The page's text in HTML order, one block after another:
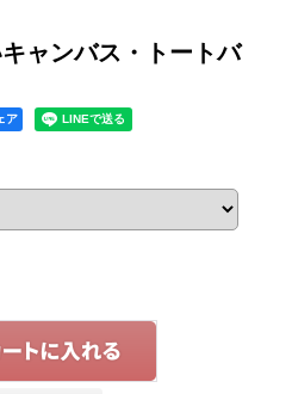
ャンバス・トートバ
ア